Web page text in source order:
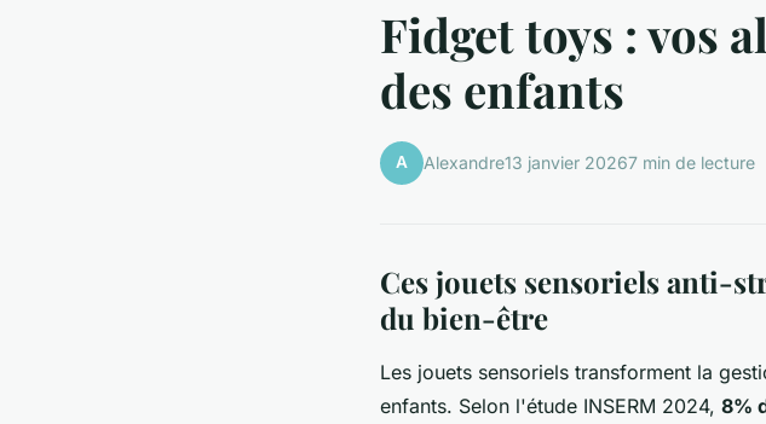
Fidget toys : vos
des enfants
A Alexandre13 janvier 20267 min de lecture
Ces jouets sensoriels anti-
du bien-être
Les jouets sensoriels transforment la
enfants. Selon l'étude INSERM 2024, 8%